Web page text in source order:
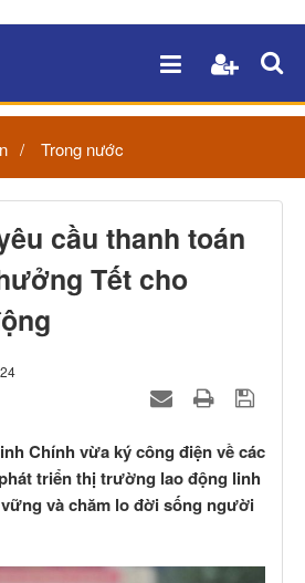
Trong nước
cầu thanh toán
Tết cho
Chính vừa ký công điện về các
triển thị trường lao động linh
và chăm lo đời sống người